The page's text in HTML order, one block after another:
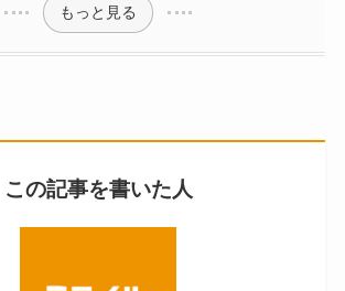
もっと見る
この記事を書いた人